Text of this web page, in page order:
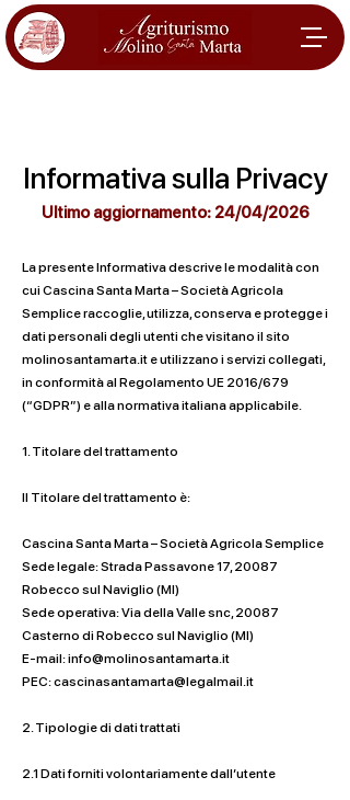
Informativa sulla Privacy
Ultimo aggiornamento: 24/04/2026
La presente Informativa descrive le modalità con
cui Cascina Santa Marta – Società Agricola
Semplice raccoglie, utilizza, conserva e protegge i
dati personali degli utenti che visitano il sito
molinosantamarta.it e utilizzano i servizi collegati,
in conformità al Regolamento UE 2016/679
(“GDPR”) e alla normativa italiana applicabile.
1. Titolare del trattamento
Il Titolare del trattamento è:
Cascina Santa Marta – Società Agricola Semplice
Sede legale: Strada Passavone 17, 20087
Robecco sul Naviglio (MI)
Sede operativa: Via della Valle snc, 20087
Casterno di Robecco sul Naviglio (MI)
E-mail:info@molinosantamarta.it
PEC:cascinasantamarta@legalmail.it
2. Tipologie di dati trattati
2.1 Dati forniti volontariamente dall’utente